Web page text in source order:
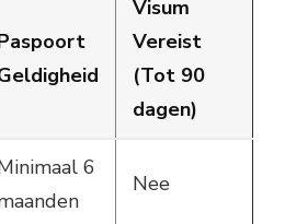
Visum
Vereist
(Tot 90
dagen)
6
Nee